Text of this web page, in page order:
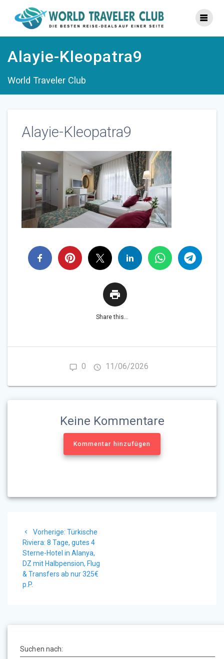
Inhalt
springen
Alayie-Kleopatra9
World Traveler Club
Alayie-Kleopatra9
Share this...
0 11/06/2026
Keine Kommentare
Kommentar hinzufügen
Vorherige: Vorheriger
Beitrag:
Türkische
Riviera: 8 Tage, gutes 4
Sterne-Hotel in Alanya,
DZ mit Halbpension, Flug
& Transfers ab nur 325€
p.P.
Suchen nach: